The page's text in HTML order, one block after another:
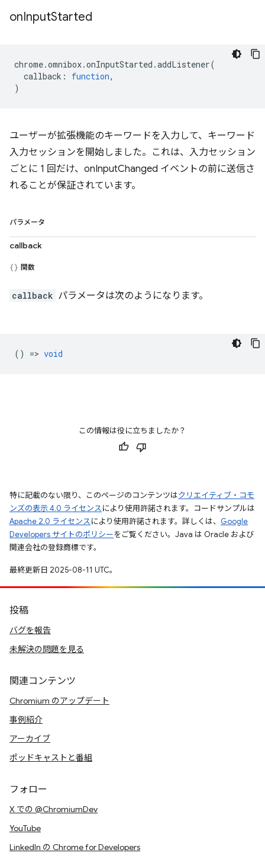
onInputStarted
chrome.omnibox.onInputStarted .addListener(
callback : function,
)
ユーザーが拡張機能のキーワードを入力して、キーワード
入力セッションを開始しました。これは、入力セッション
ごとに 1 回だけ、onInputChanged イベントの前に送信さ
れることが保証されています。
パラメータ
callback
関数
callback パラメータは次のようになります。
() => void
この情報は役に立ちましたか？
特に記載のない限り、このページのコンテンツはクリエイティブ・コモ
ンズの表示 4.0 ライセンスにより使用許諾されます。コードサンプルは
Apache 2.0 ライセンスにより使用許諾されます。詳しくは、 Google
Developers サイトのポリシーをご覧ください。Java は Oracle および
関連会社の登録商標です。
最終更新日 2025-08-11 UTC。
投稿
バグを報告
未解決の問題を見る
関連コンテンツ
Chromium のアップデート
事例紹介
アーカイブ
ポッドキャストと番組
フォロー
X での @ChromiumDev
YouTube
LinkedIn の Chrome for Developers